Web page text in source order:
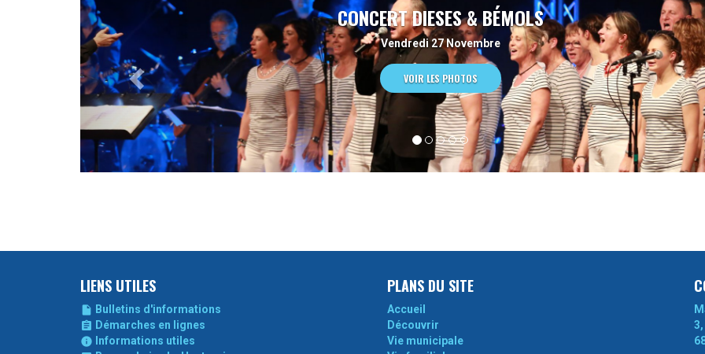
L’ÉCOLE DE MUSIQUE
Mardi 3 Mars
VOIR LES PHOTOS
LIENS UTILES
 Bulletins d'informations
 Démarches en lignes
 Informations utiles
PLANS DU SITE
Accueil
Découvrir
Vie municipale